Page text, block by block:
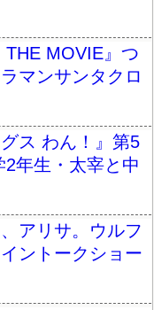
THE MOVIE』つ
マンサンタクロ
ス わん！』第5
年生・太宰と中
アリサ。ウルフ
ントークショー